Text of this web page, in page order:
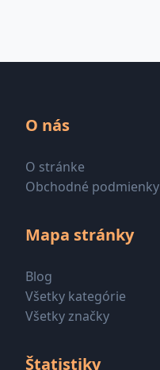
O nás
O stránke
Obchodné podmienky
Mapa stránky
Blog
Všetky kategórie
Všetky značky
Štatistiky